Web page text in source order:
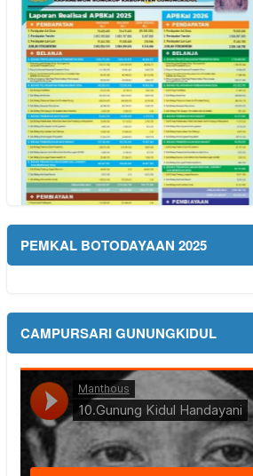
PEMKAL BOTODAYAAN 2025
CAMPURSARI GUNUNGKIDUL